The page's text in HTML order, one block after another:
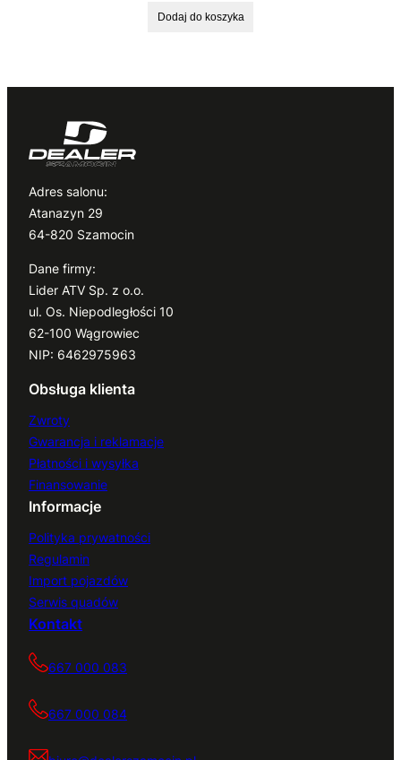
Dodaj do koszyka
Adres salonu:
Atanazyn 29
64-820 Szamocin
Dane firmy:
Lider ATV Sp. z o.o.
ul. Os. Niepodległości 10
62-100 Wągrowiec
NIP: 6462975963
Obsługa klienta
Zwroty
Gwarancja i reklamacje
Płatności i wysyłka
Finansowanie
Informacje
Polityka prywatności
Regulamin
Import pojazdów
Serwis quadów
Kontakt
667 000 083
667 000 084